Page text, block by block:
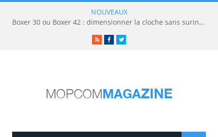
NOUVEAUX
Boxer 30 ou Boxer 42 : dimensionner la cloche sans surinvestir
RSSFacebookTwitter